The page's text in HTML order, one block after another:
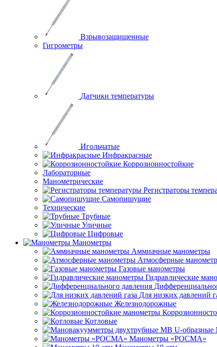
Взрывозащищенные
Гигрометры
Датчики температуры
Игольчатые
Инфракрасные
Коррозионностойкие
Лабораторные
Манометрические
Регистраторы
Самопишущие
Технические
Трубные
Уличные
Цифровые
Манометры
Аммиачные манометры
Атмосферные
Газовые манометры
Гидравлические
Для низких давлений
Железнодорожные
Котловые
Манометры «РОСМА»